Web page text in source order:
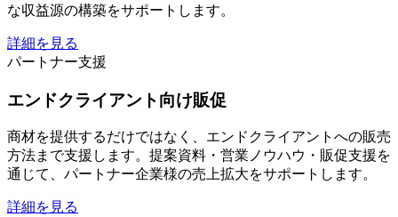
な収益源の構築をサポートします。
詳細を見る
パートナー支援
エンドクライアント向け販促
商材を提供するだけではなく、エンドクライアントへの販売
方法まで支援します。提案資料・営業ノウハウ・販促支援を
通じて、パートナー企業様の売上拡大をサポートします。
詳細を見る